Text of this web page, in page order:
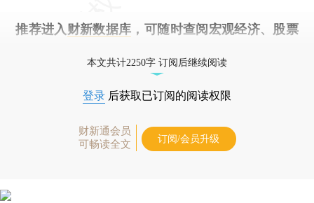
推荐进入 财新数据库 ，可随时查阅宏观经济、股票
本文共计2250字 订阅后继续阅读
登录 后获取已订阅的阅读权限
财新通会员
可畅读全文
订阅/会员升级